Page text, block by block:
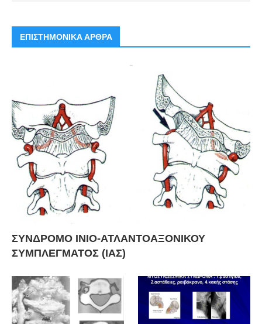
ΕΠΙΣΤΗΜΟΝΙΚΑ ΑΡΘΡΑ
ΣΥΝΔΡΟΜΟ ΙΝΙΟ-ΑΤΛΑΝΤΟΑΞΟΝΙΚΟΥ
ΣΥΜΠΛΕΓΜΑΤΟΣ (ΙΑΣ)